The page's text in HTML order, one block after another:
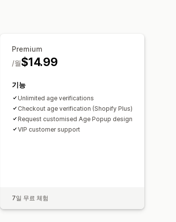
Premium
$14.99
/월
기능
Unlimited age verifications
Checkout age verification (Shopify Plus)
Request customised Age Popup design
VIP customer support
7일 무료 체험